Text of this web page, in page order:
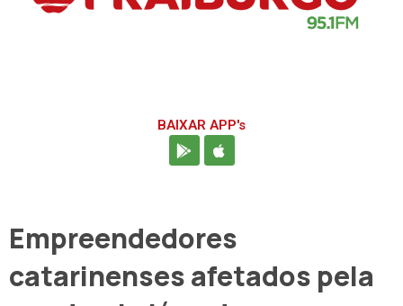
BAIXAR APP's
Empreendedores
catarinenses afetados pela